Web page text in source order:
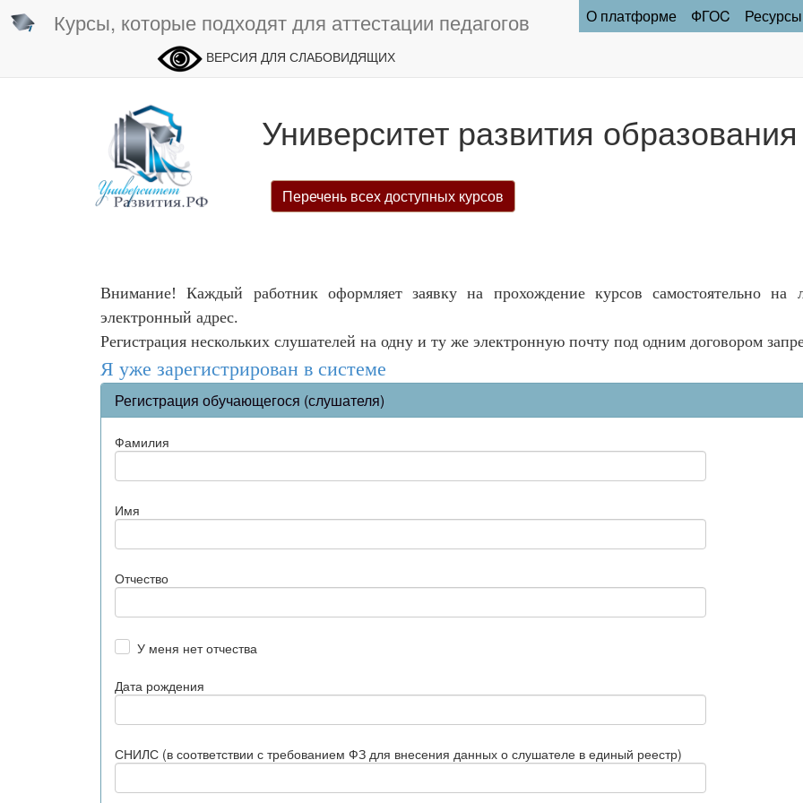
Курсы, которые подходят для аттестации педагогов
ВЕРСИЯ ДЛЯ СЛАБОВИДЯЩИХ
О платформе ФГОC Ресурсы
Университет развития
Перечень всех доступных курсов
Внимание! Каждый работник оформляет заявку на прохождение курсов самостоятельно на
электронный адрес.
Регистрация нескольких слушателей на одну и ту же электронную почту под одним договором
Я уже зарегистрирован в системе
Регистрация обучающегося (слушателя)
Фамилия
Имя
Отчество
У меня нет отчества
Дата рождения
СНИЛС (в соответствии с требованием ФЗ для внесения данных о слушателе в единый реестр)